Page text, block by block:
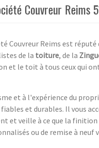
Couvreur Reims
Couvreur Reims est
de la toiture, de la
et le toit à tous ceux qui
et à l'expérience du
et durables. Il vous
et veille à ce que la finition
ou de remise à neuf